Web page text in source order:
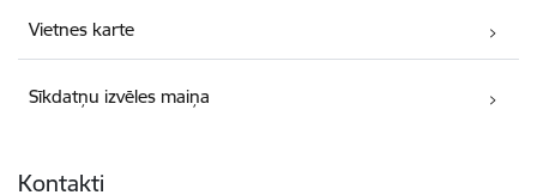
Vietnes karte
Sīkdatņu izvēles maiņa
Kontakti